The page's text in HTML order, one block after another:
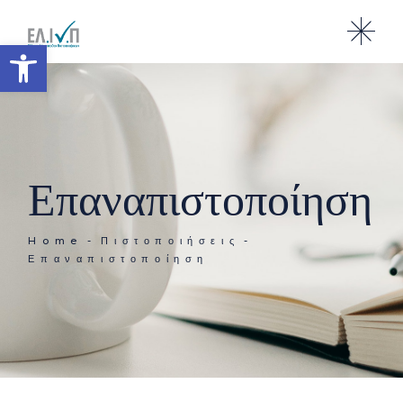
Ανοίξτε τη γραμμή
Επαναπιστοποίηση
Home
Πιστοποιήσεις
Επαναπιστοποίηση